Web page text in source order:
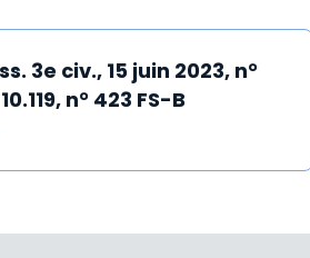
3e civ., 15 juin 2023, n°
n° 423 FS-B